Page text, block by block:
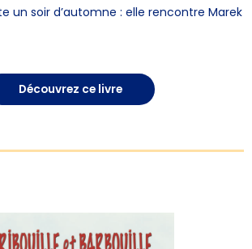
un soir d’automne : elle rencontre Marek
Découvrez ce livre